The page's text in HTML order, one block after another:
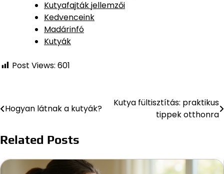
Kutyafajták jellemzői
Kedvenceink
Madárinfó
Kutyák
Post Views: 601
Bejegyzés
Hogyan látnak a kutyák?
Kutya fültisztítás: praktikus
tippek otthonra
Related Posts